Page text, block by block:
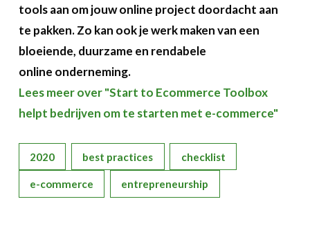
tools aan om jouw online project doordacht aan
te pakken. Zo kan ook je werk maken van een
bloeiende, duurzame en rendabele
online onderneming.
Lees meer over "Start to Ecommerce Toolbox
helpt bedrijven om te starten met e-commerce"
2020 best practices checklist
e-commerce entrepreneurship